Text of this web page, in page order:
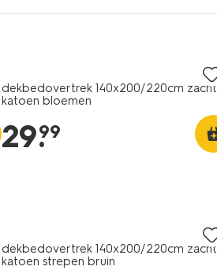
dekbedovertrek 140x200/220cm zacht
katoen bloemen
29.
99
dekbedovertrek 140x200/220cm zacht
katoen strepen bruin